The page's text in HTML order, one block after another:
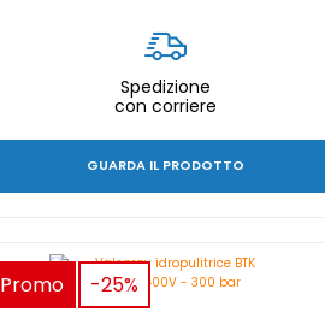
Spedizione
con corriere
GUARDA IL PRODOTTO
Promo -25%